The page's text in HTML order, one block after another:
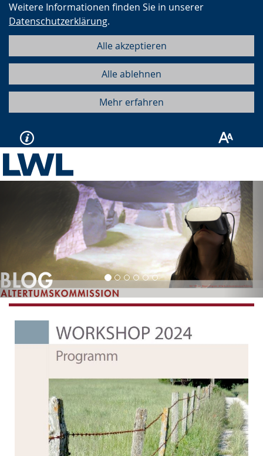
Weitere Informationen finden Sie in unserer
Datenschutzerklärung.
Alle akzeptieren
Alle ablehnen
Mehr erfahren
Vorherige